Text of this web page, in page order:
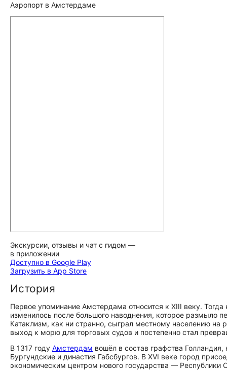
Аэропорт в Амстердаме
Экскурсии, отзывы и чат с гидом —
в приложении
Доступно в Google Play
Загрузить в App Store
История
Первое упоминание Амстердама относится к XIII веку.
изменилось после большого наводнения, которое
Катаклизм, как ни странно, сыграл местному населению
выход к морю для торговых судов и постепенно стал
В 1317 году Амстердам вошёл в состав графства
Бургундские и династия Габсбургов. В XVI веке город
экономическим центром нового государства —